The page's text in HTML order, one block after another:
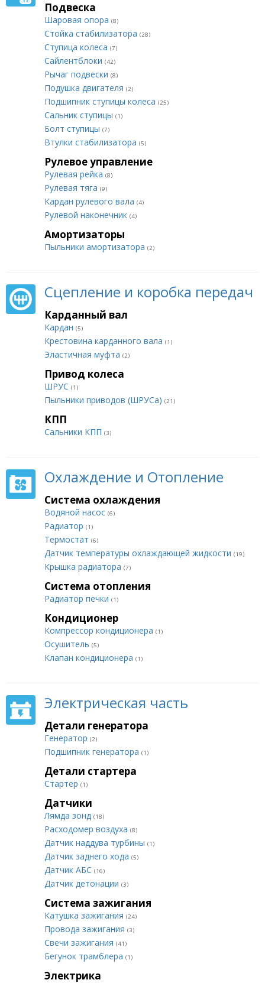
Подвеска
Шаровая опора (8)
Стойка стабилизатора (28)
Ступица колеса (7)
Сайлентблоки (42)
Рычаг подвески (8)
Подушка двигателя (2)
Подшипник ступицы колеса (25)
Сальник ступицы (1)
Болт ступицы (7)
Втулки стабилизатора (5)
Рулевое управление
Рулевая рейка (8)
Рулевая тяга (9)
Кардан рулевого вала (4)
Рулевой наконечник (4)
Амортизаторы
Пыльники амортизатора (2)
Сцепление и коробка передач
Карданный вал
Кардан (5)
Крестовина карданного вала (1)
Эластичная муфта (2)
Привод колеса
ШРУС (1)
Пыльники приводов (ШРУСа) (21)
КПП
Сальники КПП (3)
Охлаждение и Отопление
Система охлаждения
Водяной насос (6)
Радиатор (1)
Термостат (6)
Датчик температуры охлаждающей жидкости (19)
Крышка радиатора (7)
Система отопления
Радиатор печки (1)
Кондиционер
Компрессор кондиционера (1)
Осушитель (5)
Клапан кондиционера (1)
Электрическая часть
Детали генератора
Генератор (2)
Подшипник генератора (1)
Детали стартера
Стартер (1)
Датчики
Лямда зонд (18)
Расходомер воздуха (8)
Датчик наддува турбины (1)
Датчик заднего хода (5)
Датчик АБС (16)
Датчик детонации (3)
Система зажигания
Катушка зажигания (24)
Провода зажигания (3)
Свечи зажигания (41)
Бегунок трамблера (1)
Электрика